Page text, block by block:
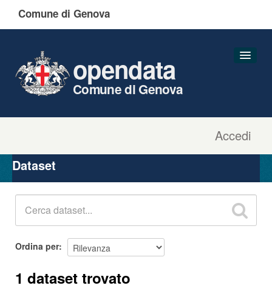
Comune di Genova
Accedi
opendata
Comune di Genova
Organizzazioni
Gruppi
Dataset
Ordina per
1 dataset trovato